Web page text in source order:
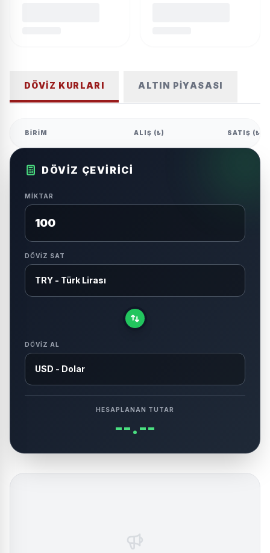
DÖVIZ KURLARI ALTIN PIYASASI
BIRIM ALIŞ (₺) SATIŞ (₺)
DÖVIZ ÇEVIRICI
MIKTAR
DÖVIZ SAT
DÖVIZ AL
HESAPLANAN TUTAR
--.--